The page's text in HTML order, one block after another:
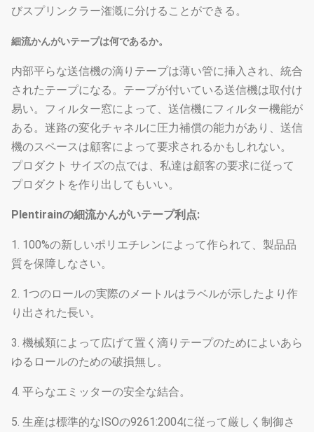
びスプリンクラー潅漑に分けることができる。
細流かんがいテープは何であるか。
内部平らな送信機の滴りテープは薄い管に挿入され、統合
されたテープになる。テープが付いている送信機は取付け
易い。フィルター窓によって、送信機にフィルター機能が
ある。迷路の変化チャネルに圧力補償の能力があり、送信
機のスペースは顧客によって要求されるかもしれない。
プロダクト サイズの点では、私達は顧客の要求に従って
プロダクトを作り出してもいい。
Plentirainの細流かんがいテープ利点:
1. 100%の新しいポリエチレンによって作られて、製品品
質を保障しなさい。
2. 1つのロールの実際のメートルはラベルが示したより作
り出された長い。
3. 機械類によって広げて置く滴りテープのためによいあら
ゆるロールのための破損無し。
4. 平らなエミッターの安全な結合。
5. 生産は標準的なISOの9261:2004に従って厳しく制御さ